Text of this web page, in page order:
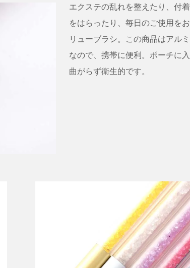
エクステの乱れを整えたり、付
をはらったり、毎日のご使用を
リューブラシ。この商品はアル
なので、携帯に便利。ポーチに
曲がらず衛生的です。